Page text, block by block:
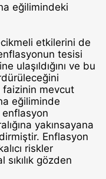
eğilimindeki
etkilerini de
tesisi
ulaşıldığını ve bu
faizinin mevcut
eğiliminde
yakınsayana
Enflasyon
riskler
gözden